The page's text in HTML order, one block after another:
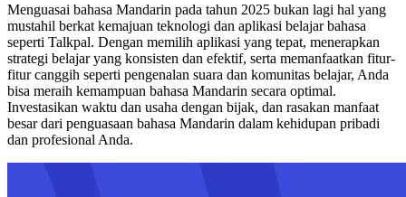
Menguasai bahasa Mandarin pada tahun 2025 bukan lagi hal yang
mustahil berkat kemajuan teknologi dan aplikasi belajar bahasa
seperti Talkpal. Dengan memilih aplikasi yang tepat, menerapkan
strategi belajar yang konsisten dan efektif, serta memanfaatkan fitur-
fitur canggih seperti pengenalan suara dan komunitas belajar, Anda
bisa meraih kemampuan bahasa Mandarin secara optimal.
Investasikan waktu dan usaha dengan bijak, dan rasakan manfaat
besar dari penguasaan bahasa Mandarin dalam kehidupan pribadi
dan profesional Anda.